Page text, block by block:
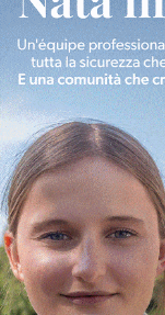
Scomparso
Fiorentino
Levane nel
Cronaca 4 Agosto
Un anno fa
Gianni,
processo, lo